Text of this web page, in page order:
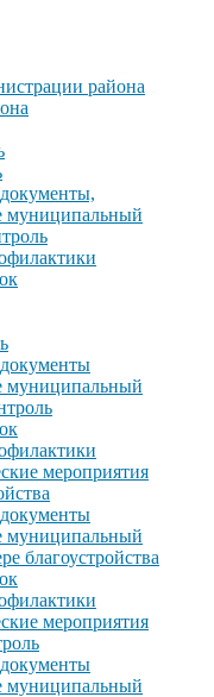
района
муниципальный
муниципальный
мероприятия
муниципальный
благоустройства
мероприятия
муниципальный